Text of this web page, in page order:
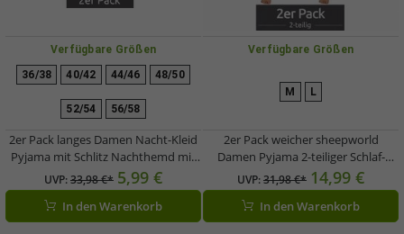
Verfügbare Größen
36/38 40/42 44/46 48/50
52/54 56/58
2er Pack langes Damen Nacht-Kleid
Pyjama mit Schlitz Nachthemd mit
Statement-Print Baumwoll-Kleid
Violett
UVP:33,98 €* 5,99 €
In den Warenkorb
Verfügbare Größen
M L
2er Pack weicher sheepworld
Damen Pyjama 2-teiliger Schlaf-
Anzug aus Baumwolle Krönchen
und Prosecco Pyjama-Set
bestehend aus Ober- und Unterteil
9860552 Grau/Weiß/Bunt
UVP:31,98 €* 14,99 €
In den Warenkorb